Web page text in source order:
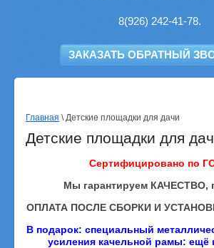
8(926) 242-41-78.
ЗАКАЗАТЬ ОБРАТНЫЙ
Главная \ Детские площадки для дачи
Детские площадки для
Сертифицировано по
Мы гарантируем КАЧЕСТВО,
ОПЛАТА ПОСЛЕ СБОРКИ И
В подарок: специальный
усиления качельной рамы: ещё